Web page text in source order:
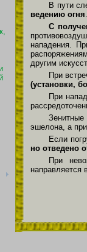
В пути
ведению огня.
С
нападения.
другим
При
(установки,
При
Зенитные
эшелона, а
Если
но отведено
При
направляется